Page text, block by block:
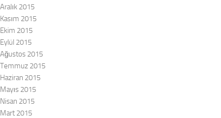
Aralık 2015
Kasım 2015
Ekim 2015
Eylül 2015
Ağustos 2015
Temmuz 2015
Haziran 2015
Mayıs 2015
Nisan 2015
Mart 2015